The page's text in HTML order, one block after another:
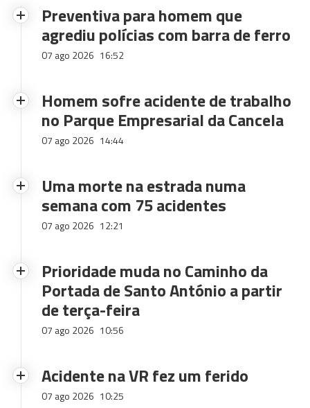
Preventiva para homem que
agrediu polícias com barra de ferro
07 ago 2026 16:52
Homem sofre acidente de trabalho
no Parque Empresarial da Cancela
07 ago 2026 14:44
Uma morte na estrada numa
semana com 75 acidentes
07 ago 2026 12:21
Prioridade muda no Caminho da
Portada de Santo António a partir
de terça-feira
07 ago 2026 10:56
Acidente na VR fez um ferido
07 ago 2026 10:25